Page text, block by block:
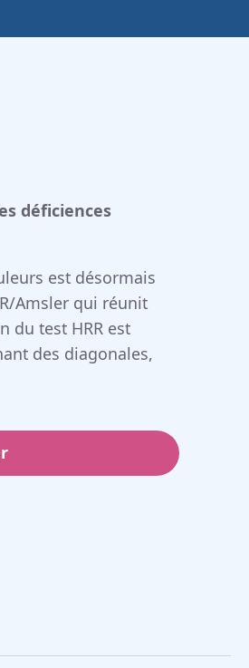
déficiences
est désormais
Amsler qui réunit
du test HRR est
des diagonales,